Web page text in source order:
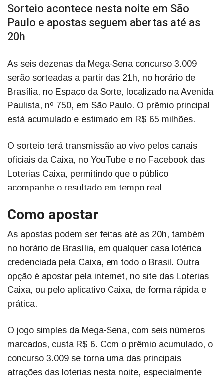
Sorteio acontece nesta noite em São
Paulo e apostas seguem abertas até as
20h
As seis dezenas da Mega-Sena concurso 3.009
serão sorteadas a partir das 21h, no horário de
Brasília, no Espaço da Sorte, localizado na Avenida
Paulista, nº 750, em São Paulo. O prêmio principal
está acumulado e estimado em R$ 65 milhões.
O sorteio terá transmissão ao vivo pelos canais
oficiais da Caixa, no YouTube e no Facebook das
Loterias Caixa, permitindo que o público
acompanhe o resultado em tempo real.
Como apostar
As apostas podem ser feitas até as 20h, também
no horário de Brasília, em qualquer casa lotérica
credenciada pela Caixa, em todo o Brasil. Outra
opção é apostar pela internet, no site das Loterias
Caixa, ou pelo aplicativo Caixa, de forma rápida e
prática.
O jogo simples da Mega-Sena, com seis números
marcados, custa R$ 6. Com o prêmio acumulado, o
concurso 3.009 se torna uma das principais
atrações das loterias nesta noite, especialmente